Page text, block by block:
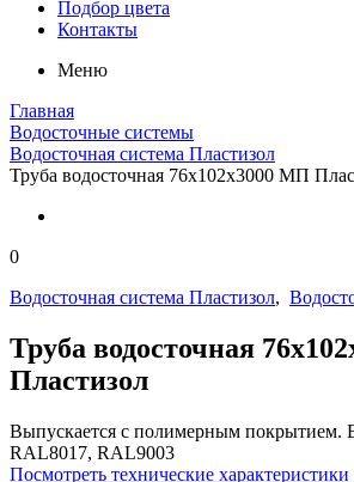
Подбор цвета
Контакты
Меню
Главная
Водосточные системы
Водосточная система Пластизол
Труба водосточная 76х102х3000 МП
0
Водосточная система Пластизол,
Труба водосточная
Пластизол
Выпускается с полимерным покрытием.
RAL8017, RAL9003
Посмотреть технические характеристики